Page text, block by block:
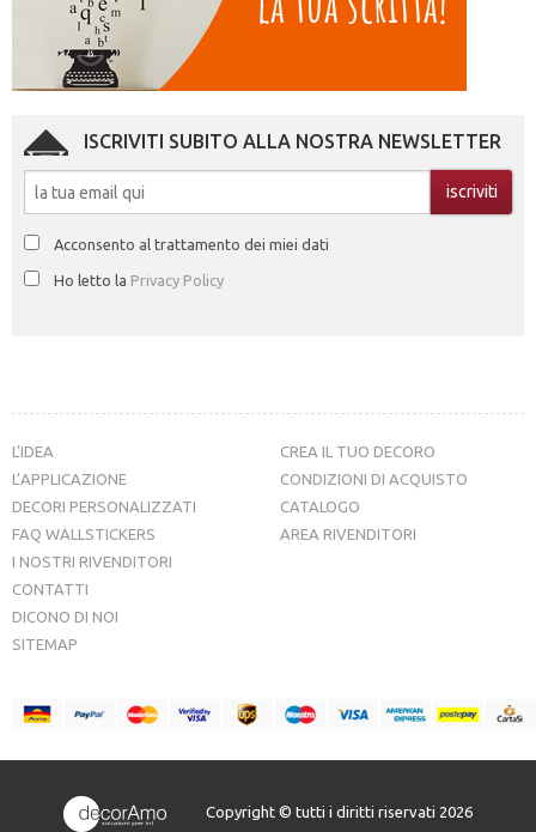
ISCRIVITI SUBITO ALLA NOSTRA NEWSLETTER
Acconsento al trattamento dei miei dati
Ho letto la Privacy Policy
L’IDEA
L’APPLICAZIONE
DECORI PERSONALIZZATI
FAQ WALLSTICKERS
CREA IL TUO DECORO
CONDIZIONI DI ACQUISTO
CATALOGO
AREA RIVENDITORI
I NOSTRI RIVENDITORI
CONTATTI
DICONO DI NOI
SITEMAP
Copyright © tutti i diritti riservati 2026